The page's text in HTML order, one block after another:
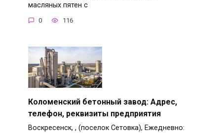
масляных пятен с
0 116
Коломенский бетонный завод: Адрес,
телефон, реквизиты предприятия
Воскресенск, , (поселок Сетовка), Ежедневно: